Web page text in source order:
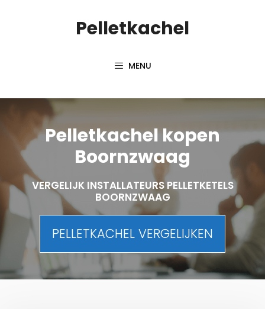
Pelletkachel
MENU
Pelletkachel kopen
Boornzwaag
VERGELIJK INSTALLATEURS PELLETKETELS
BOORNZWAAG
PELLETKACHEL VERGELIJKEN